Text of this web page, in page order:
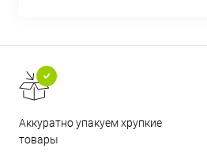
Аккуратно упакуем хрупкие
товары